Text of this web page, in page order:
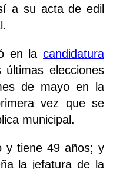
a su acta de edil
en la candidatura
últimas elecciones
de mayo en la
vez que se
municipal.
y tiene 49 años; y
la jefatura de la